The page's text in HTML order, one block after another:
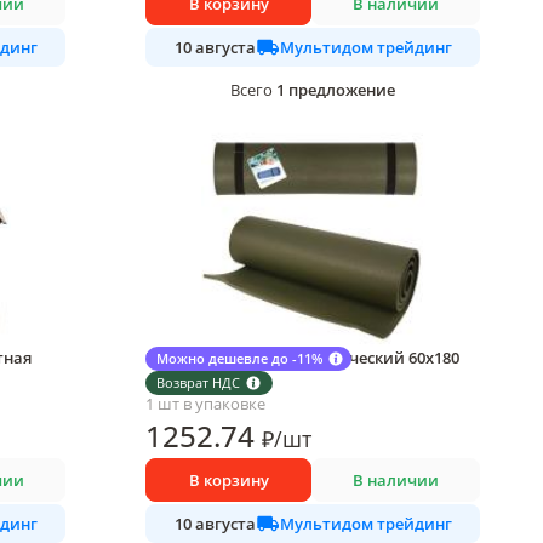
10 августа
Мультидом трейдинг
Всего 1 предложение
Можно дешевле до -11%
Возврат НДС
Коврик Multidom туристический 60х180
см.
1 шт в упаковке
1252.74 ₽/шт
В корзину В наличии
10 августа
Мультидом трейдинг